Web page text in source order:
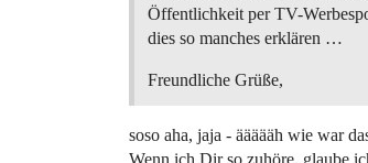
Öffentlichkeit per TV-
dies so manches erklären …
Freundliche Grüße,
soso aha, jaja - äääääh wie war
Wenn ich Dir so zuhöre, glaube